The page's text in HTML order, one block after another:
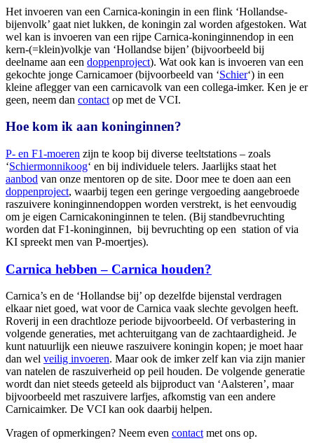
Het invoeren van een Carnica-koningin in een flink ‘Hollandse-
bijenvolk’ gaat niet lukken, de koningin zal worden afgestoken. Wat
wel kan is invoeren van een rijpe Carnica-koninginnendop in een
kern-(=klein)volkje van ‘Hollandse bijen’ (bijvoorbeeld bij
deelname aan een doppenproject). Wat ook kan is invoeren van een
gekochte jonge Carnicamoer (bijvoorbeeld van ‘Schier‘) in een
kleine aflegger van een carnicavolk van een collega-imker. Ken je er
geen, neem dan contact op met de VCI.
Hoe kom ik aan koninginnen?
P- en F1-moeren zijn te koop bij diverse teeltstations – zoals
‘Schiermonnikoog‘ en bij individuele telers. Jaarlijks staat het
aanbod van onze mentoren op de site. Door mee te doen aan een
doppenproject, waarbij tegen een geringe vergoeding aangebroede
raszuivere koninginnendoppen worden verstrekt, is het eenvoudig
om je eigen Carnicakoninginnen te telen. (Bij standbevruchting
worden dat F1-koninginnen, bij bevruchting op een station of via
KI spreekt men van P-moertjes).
Carnica hebben – Carnica houden?
Carnica’s en de ‘Hollandse bij’ op dezelfde bijenstal verdragen
elkaar niet goed, wat voor de Carnica vaak slechte gevolgen heeft.
Roverij in een drachtloze periode bijvoorbeeld. Of verbastering in
volgende generaties, met achteruitgang van de zachtaardigheid. Je
kunt natuurlijk een nieuwe raszuivere koningin kopen; je moet haar
dan wel veilig invoeren. Maar ook de imker zelf kan via zijn manier
van natelen de raszuiverheid op peil houden. De volgende generatie
wordt dan niet steeds geteeld als bijproduct van ‘Aalsteren’, maar
bijvoorbeeld met raszuivere larfjes, afkomstig van een andere
Carnicaimker. De VCI kan ook daarbij helpen.
Vragen of opmerkingen? Neem even contactmet ons op.